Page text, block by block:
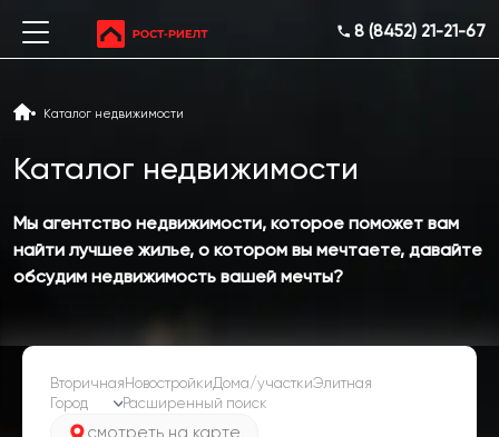
8 (8452) 21-21-67
Каталог недвижимости
Каталог недвижимости
Мы агентство недвижимости, которое поможет вам
найти лучшее жилье, о котором вы мечтаете, давайте
обсудим недвижимость вашей мечты?
Вторичная НовостройкиДома/участкиЭлитная
Расширенный поиск
смотреть на карте